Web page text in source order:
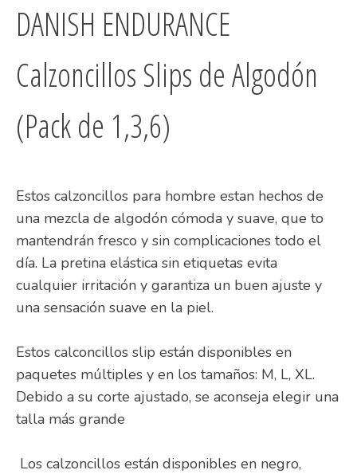
DANISH ENDURANCE
Calzoncillos Slips de Algodón
(Pack de 1,3,6)
Estos calzoncillos para hombre estan hechos de
una mezcla de algodón cómoda y suave, que to
mantendrán fresco y sin complicaciones todo el
día. La pretina elástica sin etiquetas evita
cualquier irritación y garantiza un buen ajuste y
una sensación suave en la piel.
Estos calconcillos slip están disponibles en
paquetes múltiples y en los tamaños: M, L, XL.
Debido a su corte ajustado, se aconseja elegir una
talla más grande
Los calzoncillos están disponibles en negro,